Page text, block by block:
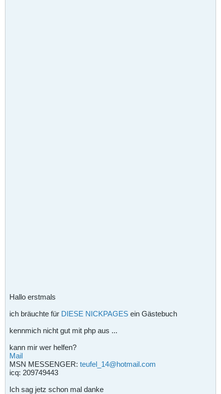
Hallo erstmals
ich bräuchte für DIESE NICKPAGES ein Gästebuch
kennmich nicht gut mit php aus ...
kann mir wer helfen?
Mail
MSN MESSENGER: teufel_14@hotmail.com
icq: 209749443
Ich sag jetz schon mal danke